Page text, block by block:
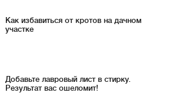
Как избавиться от кротов на дачном
участке
Добавьте лавровый лист в стирку.
Результат вас ошеломит!